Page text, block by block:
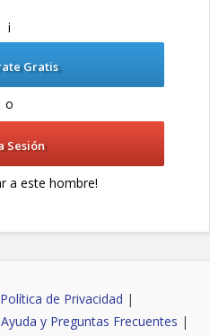
¡
Gratis
o
Sesión
a este hombre!
Política de Privacidad |
Ayuda y Preguntas Frecuentes |